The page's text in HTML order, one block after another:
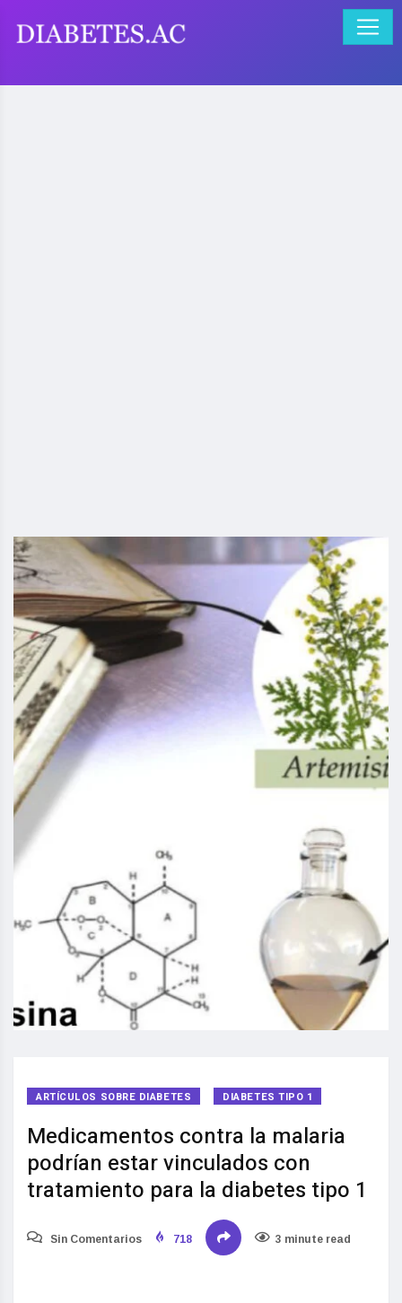
ARTÍCULOS SOBRE DIABETES DIABETES TIPO 1
Medicamentos contra la malaria
podrían estar vinculados con
tratamiento para la diabetes tipo 1
Sin Comentarios 718 3 minute read